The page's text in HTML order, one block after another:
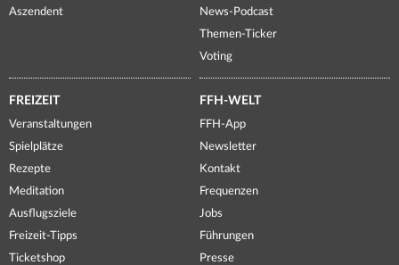
Aszendent
News-Podcast
Themen-Ticker
Voting
FREIZEIT
Veranstaltungen
Spielplätze
Rezepte
Meditation
Ausflugsziele
Freizeit-Tipps
Ticketshop
FFH-WELT
FFH-App
Newsletter
Kontakt
Frequenzen
Jobs
Führungen
Presse